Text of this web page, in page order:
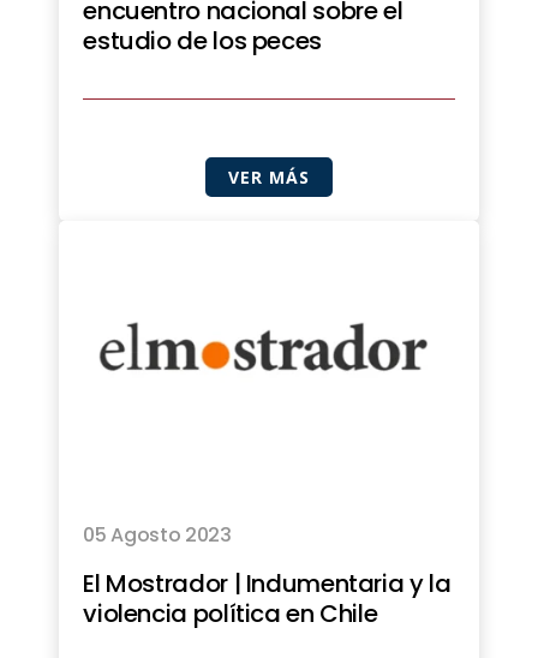
encuentro nacional sobre el
estudio de los peces
VER MÁS
05 Agosto 2023
El Mostrador | Indumentaria y la
violencia política en Chile